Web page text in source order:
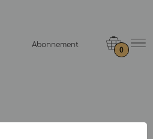
Abonnement
0